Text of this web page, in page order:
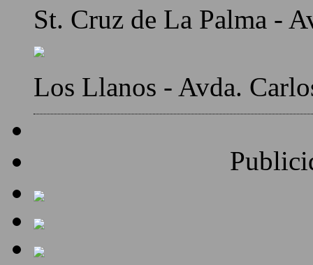
St. Cruz de La Palma -
Los Llanos - Avda.